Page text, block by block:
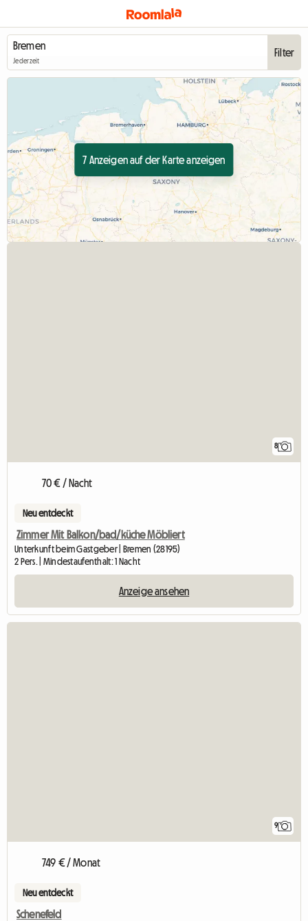
Jederzeit
Filter
7 Anzeigen auf der Karte anzeigen
8
70 € / Nacht
Neu entdeckt
Zimmer Mit Balkon/bad/küche Möbliert
Unterkunft beim Gastgeber | Bremen (28195)
2 Pers. | Mindestaufenthalt: 1 Nacht
Anzeige ansehen
9
749 € / Monat
Neu entdeckt
Schenefeld